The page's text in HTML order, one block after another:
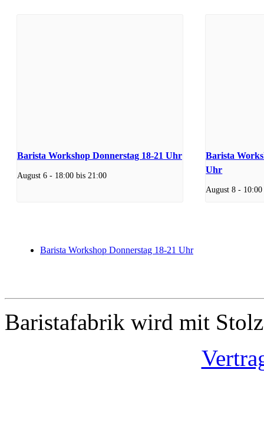
Barista Workshop Donnerstag 18-21 Uhr
August 6 - 18:00 bis 21:00
Barista
Uhr
August 8 - 10:00
Barista Workshop Donnerstag 18-21 Uhr
Baristafabrik wird mit